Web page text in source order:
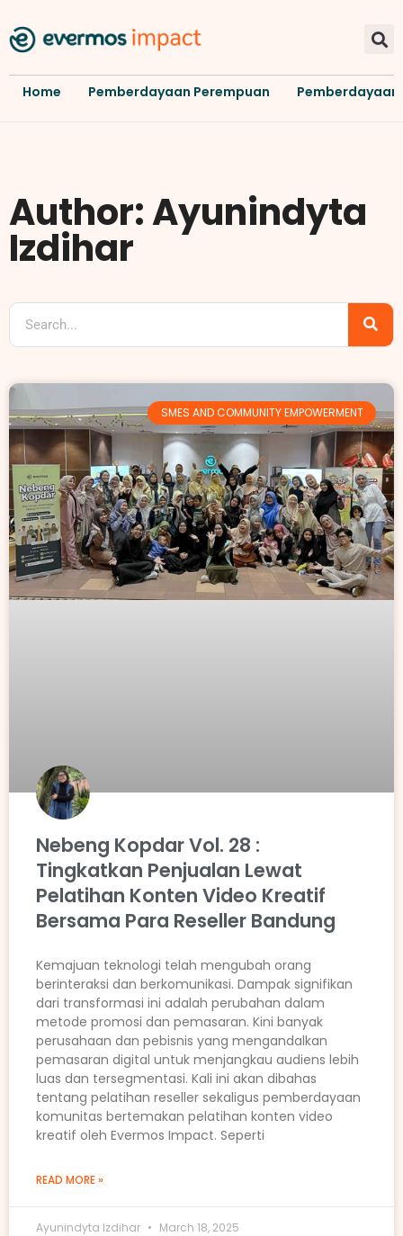
Home Pemberdayaan Perempuan Pemberdayaan
Author:Ayunindyta
Izdihar
SMES AND COMMUNITY EMPOWERMENT
Nebeng Kopdar Vol. 28 :
Tingkatkan Penjualan Lewat
Pelatihan Konten Video Kreatif
Bersama Para Reseller Bandung
Kemajuan teknologi telah mengubah orang
berinteraksi dan berkomunikasi. Dampak signifikan
dari transformasi ini adalah perubahan dalam
metode promosi dan pemasaran. Kini banyak
perusahaan dan pebisnis yang mengandalkan
pemasaran digital untuk menjangkau audiens lebih
luas dan tersegmentasi. Kali ini akan dibahas
tentang pelatihan reseller sekaligus pemberdayaan
komunitas bertemakan pelatihan konten video
kreatif oleh Evermos Impact. Seperti
READ MORE »
Ayunindyta Izdihar March 18, 2025